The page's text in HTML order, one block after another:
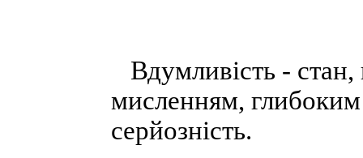
Вдумливість - стан,
мисленням,
серйозність.